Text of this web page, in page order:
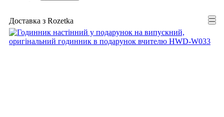
Доставка з Rozetka